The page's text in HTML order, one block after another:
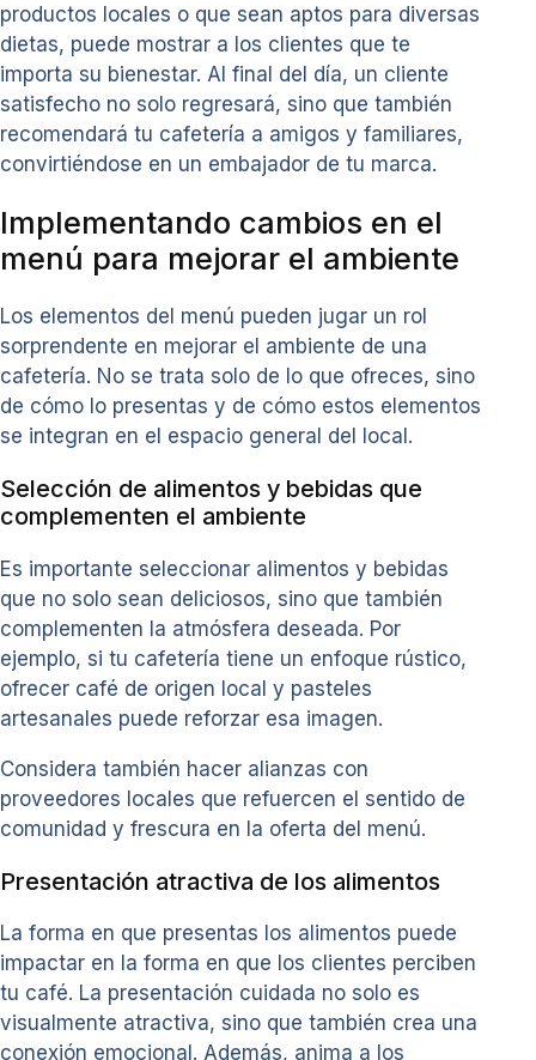
productos locales o que sean aptos para diversas
dietas, puede mostrar a los clientes que te
importa su bienestar. Al final del día, un cliente
satisfecho no solo regresará, sino que también
recomendará tu cafetería a amigos y familiares,
convirtiéndose en un embajador de tu marca.
Implementando cambios en el
menú para mejorar el ambiente
Los elementos del menú pueden jugar un rol
sorprendente en mejorar el ambiente de una
cafetería. No se trata solo de lo que ofreces, sino
de cómo lo presentas y de cómo estos elementos
se integran en el espacio general del local.
Selección de alimentos y bebidas que
complementen el ambiente
Es importante seleccionar alimentos y bebidas
que no solo sean deliciosos, sino que también
complementen la atmósfera deseada. Por
ejemplo, si tu cafetería tiene un enfoque rústico,
ofrecer café de origen local y pasteles
artesanales puede reforzar esa imagen.
Considera también hacer alianzas con
proveedores locales que refuercen el sentido de
comunidad y frescura en la oferta del menú.
Presentación atractiva de los alimentos
La forma en que presentas los alimentos puede
impactar en la forma en que los clientes perciben
tu café. La presentación cuidada no solo es
visualmente atractiva, sino que también crea una
conexión emocional. Además, anima a los